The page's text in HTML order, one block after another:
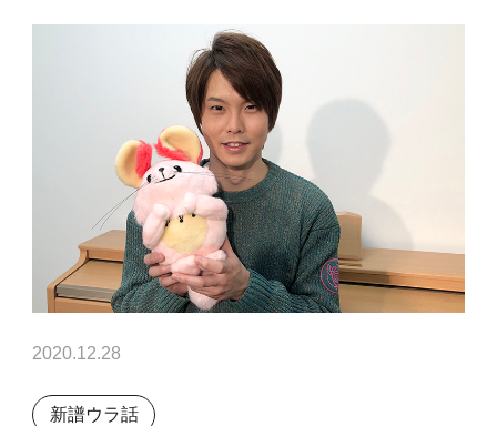
2020.12.28
新譜ウラ話